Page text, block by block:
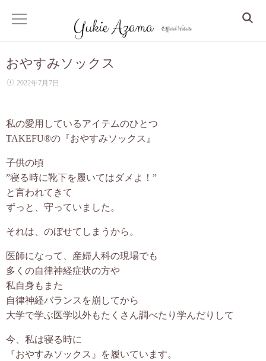
ホーム
Dr. Yukie の月いち心良所
眠りから整う、更年期からの人生デザイン
クリスタルアカシックリーディング
お客様の声
プロフィール
あざまゆきえからのお便り
おやすみソックス
2022年7月7日
私の愛用しているアイテムのひとつ
TAKEFU®︎の『おやすみソックス』
子供の頃
”寝る時に靴下を履いてはダメよ！”
と言われてきて
ずっと、守っていました。
それは、のぼせてしまうから。
医師になって、産婦人科の現場でも
多くの自律神経症状の方や
私自身もまた
自律神経バランスを崩してから
大学で学ぶ医学以外もたくさん調べたり学んだりして
今、私は寝る時に
『おやすみソックス』を履いています。